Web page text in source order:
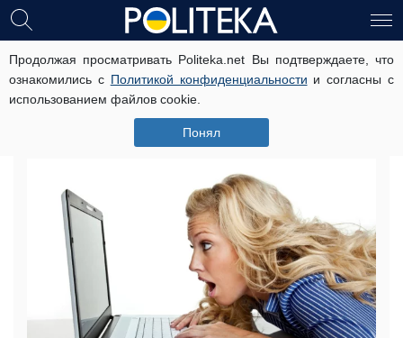
Продолжая просматривать Politeka.net Вы подтверждаете, что
ознакомились с Политикой конфиденциальности и согласны с
использованием файлов cookie.
Понял
Украинцам рассказали, как начать
карьеру в IT-индустрии: что важно
знать